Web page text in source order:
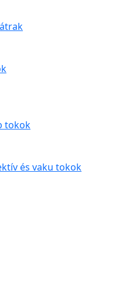
tokok
és vaku tokok